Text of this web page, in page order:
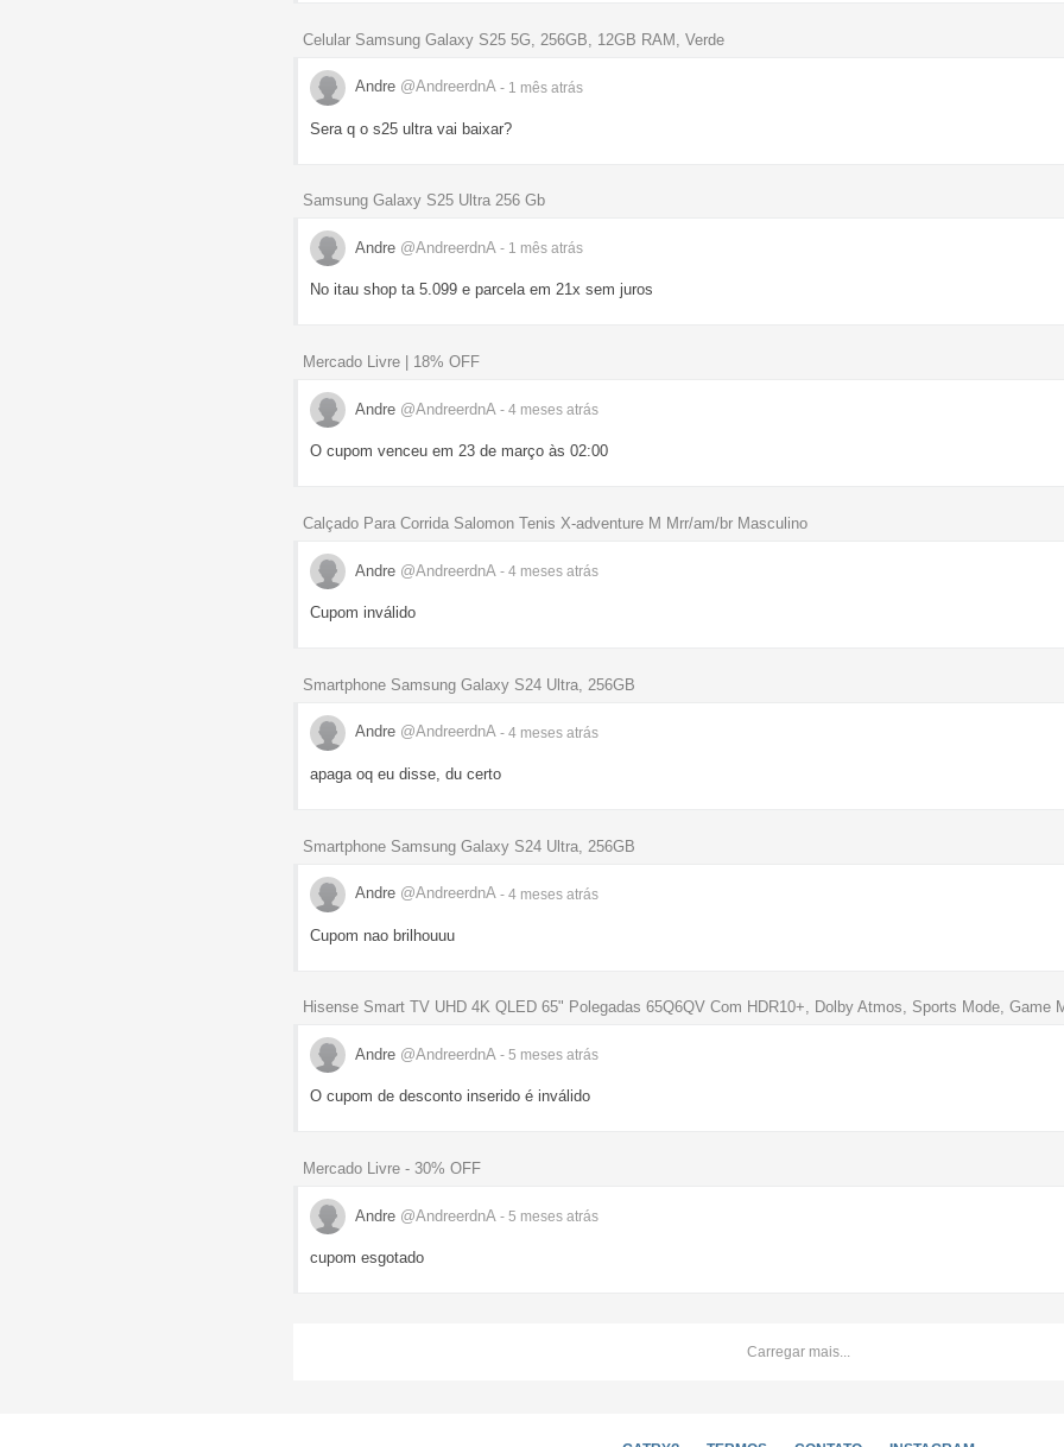
Celular Samsung Galaxy S25 5G, 256GB, 12GB RAM, Verde
Andre @AndreerdnA - 1 mês atrás
Sera q o s25 ultra vai baixar?
Samsung Galaxy S25 Ultra 256 Gb
Andre @AndreerdnA - 1 mês atrás
No itau shop ta 5.099 e parcela em 21x sem juros
Mercado Livre | 18% OFF
Andre @AndreerdnA - 4 meses atrás
O cupom venceu em 23 de março às 02:00
Calçado Para Corrida Salomon Tenis X-adventure M Mrr/am/br Masculino
Andre @AndreerdnA - 4 meses atrás
Cupom inválido
Smartphone Samsung Galaxy S24 Ultra, 256GB
Andre @AndreerdnA - 4 meses atrás
apaga oq eu disse, du certo
Smartphone Samsung Galaxy S24 Ultra, 256GB
Andre @AndreerdnA - 4 meses atrás
Cupom nao brilhouuu
Hisense Smart TV UHD 4K QLED 65" Polegadas 65Q6QV Com HDR10+, Dolby Atmos, Sports Mode, Game
Andre @AndreerdnA - 5 meses atrás
O cupom de desconto inserido é inválido
Mercado Livre - 30% OFF
Andre @AndreerdnA - 5 meses atrás
cupom esgotado
Carregar mais...